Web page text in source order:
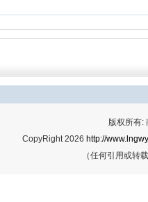
版权所有:
CopyRight 2026 http://
（任何引用或转